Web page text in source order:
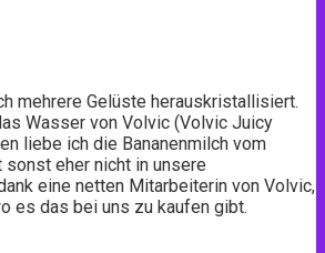
mehrere Gelüste herauskristallisiert.
Wasser von Volvic (Volvic Juicy
liebe ich die Bananenmilch vom
sonst eher nicht in unsere
eine netten Mitarbeiterin von Volvic,
es das bei uns zu kaufen gibt.